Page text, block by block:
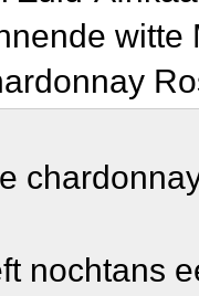
nochtans